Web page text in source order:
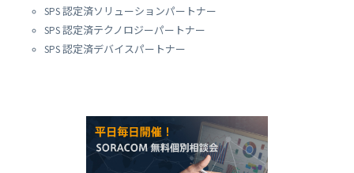
SPS 認定済ソリューションパートナー
SPS 認定済テクノロジーパートナー
SPS 認定済デバイスパートナー